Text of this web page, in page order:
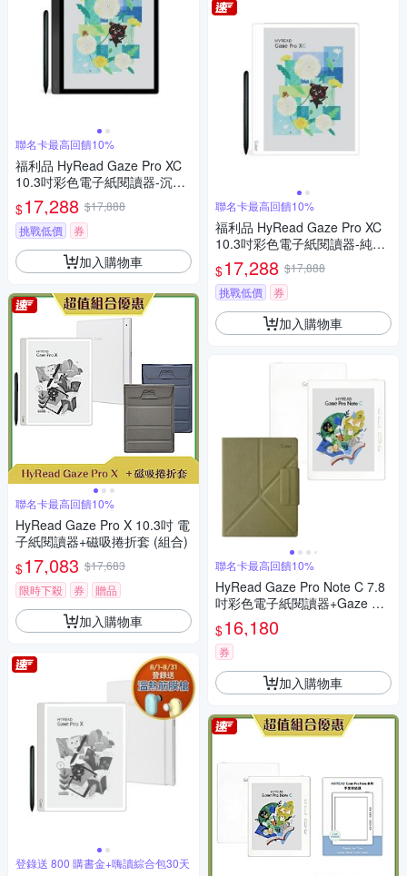
聯名卡最高回饋10%
福利品 HyRead Gaze Pro XC
10.3吋彩色電子紙閱讀器-沉穩
黑
$17,288 $17,888
挑戰低價
券
加入購物車
聯名卡最高回饋10%
HyRead Gaze Pro X 10.3吋 電
子紙閱讀器+磁吸捲折套 (組合)
$17,083 $17,683
限時下殺
券 贈品
加入購物車
登錄送 800 購書金+嗨讀綜合包30天
聯名卡最高回饋10%
福利品 HyRead Gaze Pro XC
10.3吋彩色電子紙閱讀器-純淨
白
$17,288 $17,888
挑戰低價
券
加入購物車
聯名卡最高回饋10%
HyRead Gaze Pro Note C 7.8
吋彩色電子紙閱讀器+Gaze Pro
Note 系列 7.8吋磁吸側翻皮套
(抹茶綠)【側翻磁吸皮套組】
$16,180
券
加入購物車